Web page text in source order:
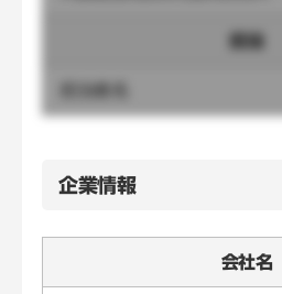
企業情報
会社名